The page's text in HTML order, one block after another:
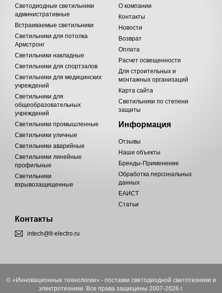
Светодиодные светильники
административные
Встраиваемые светильники
Светильники для потолка
Армстронг
Светильники накладные
Светильники для спортзалов
Светильники для медицинских
учреждений
Светильники для
общеобразовательных
учреждений
Светильники промышленные
Светильники уличные
Светильники аварийные
Светильники линейные
профильные
Светильники
взрывозащищенные
О компании
Контакты
Новости
Возврат
Оплата
Расчет освещенности
Для строительных и
монтажных организаций
Карта сайта
Светильники по степени
защиты
Информация
Отзывы
Наши объекты
Бренды-Применение
Обработка персональных
данных
ЕАИСТ
Статьи
Контакты
intech@lt-electro.ru
© «Инновационные технологии» - поставки светодиодной светотехники и
электротехники. Все права защищены 2007-2026 г.